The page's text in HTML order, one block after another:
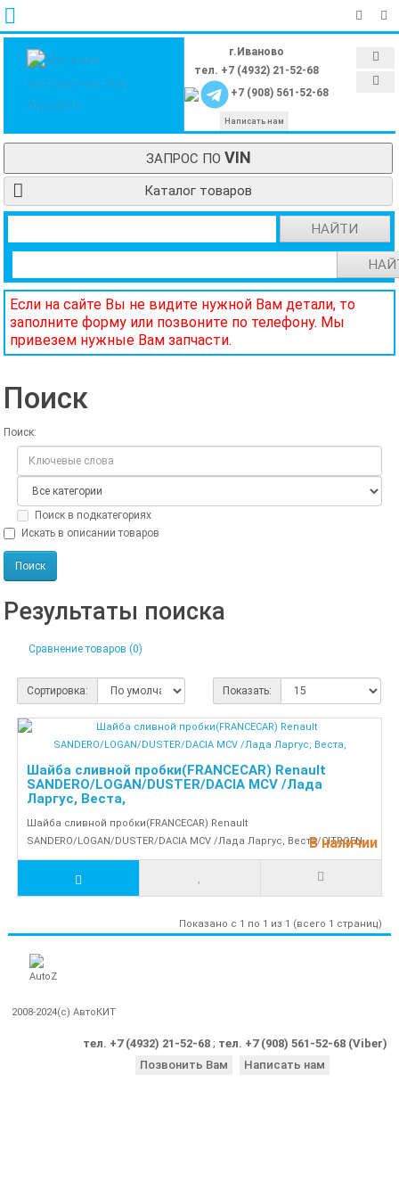
г.Иваново
тел. +7 (4932) 21-52-68
+7 (908) 561-52-68
Написать нам
ЗАПРОС ПО VIN
Каталог товаров
НАЙТИ
Если на сайте Вы не видите нужной Вам детали, то
заполните форму или позвоните по телефону. Мы
привезем нужные Вам запчасти.
Поиск
Поиск:
Поиск в подкатегориях
Искать в описании товаров
Результаты поиска
Сравнение товаров (0)
Сортировка: Показать:
Шайба сливной пробки(FRANCECAR) Renault
SANDERO/LOGAN/DUSTER/DACIA MCV /Лада
Ларгус, Веста,
Шайба сливной пробки(FRANCECAR) Renault
SANDERO/LOGAN/DUSTER/DACIA MCV /Лада Ларгус, Веста/CITROEN..
В наличии
Показано с 1 по 1 из 1 (всего 1 страниц)
2008-2024(c) АвтоКИТ
тел. +7 (4932) 21-52-68 ; тел. +7 (908) 561-52-68 (Viber)
Позвонить Вам
Написать нам